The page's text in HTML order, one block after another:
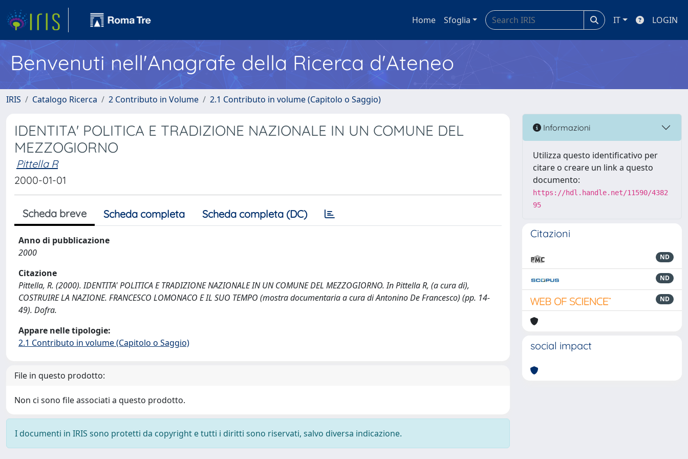
Home Sfoglia IT LOGIN
Benvenuti nell'Anagrafe della Ricerca d'Ateneo
IRIS Catalogo Ricerca 2 Contributo in Volume 2.1 Contributo in volume (Capitolo o Saggio)
IDENTITA' POLITICA E TRADIZIONE NAZIONALE IN UN COMUNE DEL
MEZZOGIORNO
Pittella R
2000-01-01
Scheda breve Scheda completa Scheda completa (DC)
Anno di pubblicazione
2000
Citazione
Pittella, R. (2000). IDENTITA' POLITICA E TRADIZIONE NAZIONALE IN UN COMUNE DEL MEZZOGIORNO. In Pittella R, (a cura di),
COSTRUIRE LA NAZIONE. FRANCESCO LOMONACO E IL SUO TEMPO (mostra documentaria a cura di Antonino De Francesco) (pp. 14-
49). Dofra.
Appare nelle tipologie:
2.1 Contributo in volume (Capitolo o Saggio)
File in questo prodotto:
Non ci sono file associati a questo prodotto.
I documenti in IRIS sono protetti da copyright e tutti i diritti sono riservati, salvo diversa indicazione.
Informazioni
Utilizza questo identificativo per
citare o creare un link a questo
documento:
https://hdl.handle.net/11590/4382
95
Citazioni
ND
ND
ND
social impact